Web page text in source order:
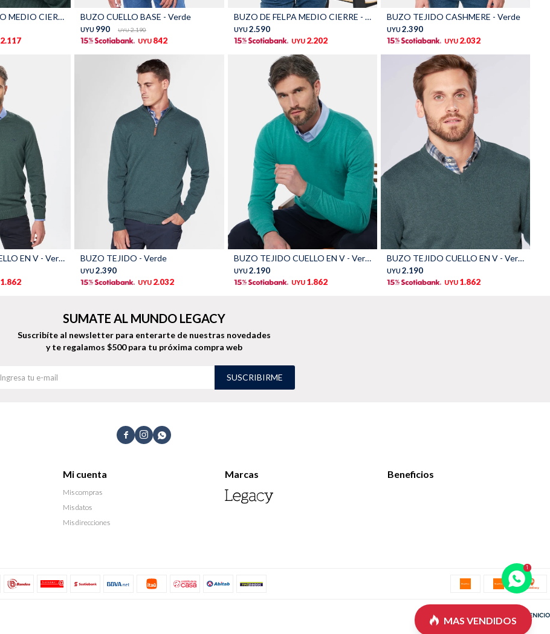
BUZO TEXTURADO MEDIO CIERRE - Verde
2.117
BUZO CUELLO BASE - Verde
UYU 990 UYU 2.190
UYU 842
BUZO DE FELPA MEDIO CIERRE - Verde
UYU 2.590
UYU 2.202
BUZO TEJIDO CASHMERE - Verde
UYU 2.390
UYU 2.032
BUZO TEJIDO CUELLO EN V - Verde Oscuro
1.862
BUZO TEJIDO - Verde
UYU 2.390
UYU 2.032
BUZO TEJIDO CUELLO EN V - Verde
UYU 2.190
UYU 1.862
Talle
BUZO TEJIDO CUELLO EN V - Verde oscuro
UYU 2.190
UYU 1.862
  
Mi cuenta
Mis compras
Mis datos
Mis direcciones
Marcas Beneficios
SUMATE AL MUNDO LEGACY
Suscribíte al newsletter para enterarte de nuestras novedades
y te regalamos $500 para tu próxima compra web
SUSCRIBIRME
 MAS VENDIDOS